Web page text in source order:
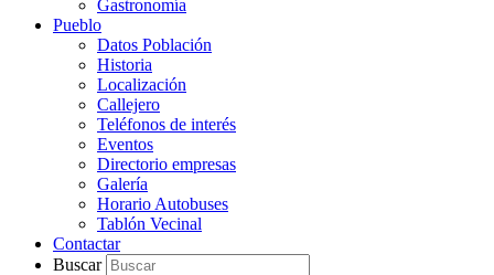
Gastronomía
Pueblo
Datos Población
Historia
Localización
Callejero
Teléfonos de interés
Eventos
Directorio empresas
Galería
Horario Autobuses
Tablón Vecinal
Contactar
Buscar